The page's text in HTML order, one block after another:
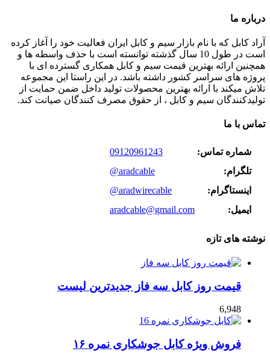
درباره ما
آراد کابل که با نام بازار سیم و کابل ایران فعالیت خود را آغاز کرده
است در طول 10 سال گذشته توانسته است با حذف واسطه ها و
همچنین ارائه بهترین قیمت سیم و کابل همکاری گسترده ای با
پروژه های سراسر کشور داشته باشد. در این راستا این مجموعه
تلاش میکند با ارائه بهترین محصولات تولید داخل ضمن حمایت از
تولیدکنندگان سیم و کابل ، از حقوق مصرف کنندگان صیانت کند.
تماس با ما
شماره تماس:
09120961243
تلگرام:
@aradcable
اینستاگرام:
@aradwirecable
ایمیل:
aradcable@gmail.com
نوشته های تازه
قیمت روز کابل سه فاز جدیدترین لیست
6,948
فروش ویژه کابل جوشکاری نمره ۱۶